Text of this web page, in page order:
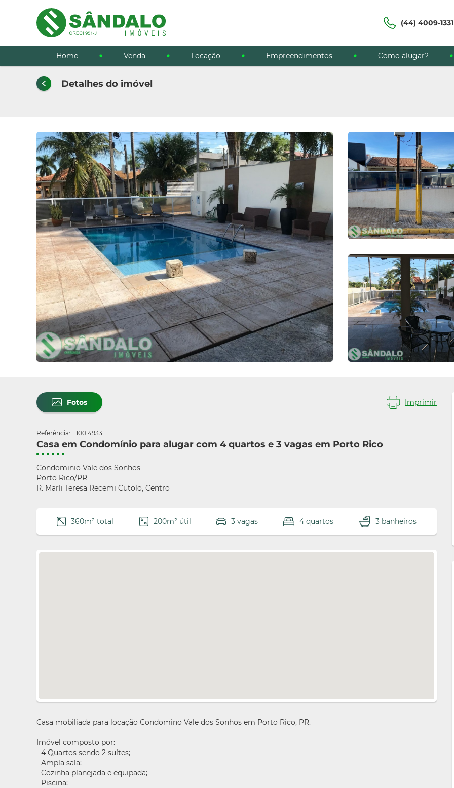
(44) 4009-1331
Home Venda Locação Empreendimentos Como alugar?
Detalhes do imóvel
Fotos Imprimir
Referência: 11100.4933
Casa em Condomínio para alugar com 4 quartos e 3 vagas em Porto Rico
Condominio Vale dos Sonhos
Porto Rico/PR
R. Marli Teresa Recemi Cutolo, Centro
360m² total 200m² útil 3 vagas 4 quartos 3 banheiros
Casa mobiliada para locação Condomino Vale dos Sonhos em Porto Rico, PR.
Imóvel composto por:
- 4 Quartos sendo 2 suítes;
- Ampla sala;
- Cozinha planejada e equipada;
- Piscina;